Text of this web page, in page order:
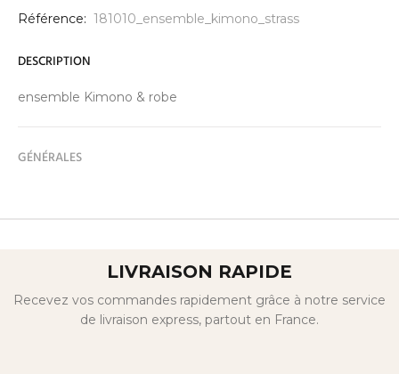
Référence: 181010_ensemble_kimono_strass
DESCRIPTION
ensemble Kimono & robe
GÉNÉRALES
LIVRAISON RAPIDE
Recevez vos commandes rapidement grâce à notre service
de livraison express, partout en France.